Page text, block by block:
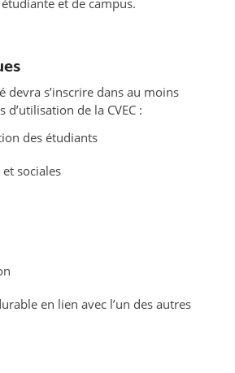
et de campus.
devra s’inscrire dans au moins
d’utilisation de la CVEC :
des étudiants
sociales
en lien avec l’un des autres